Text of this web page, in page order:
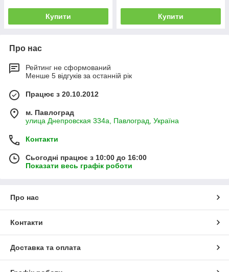
Купити Купити
Про нас
Рейтинг не сформований
Менше 5 відгуків за останній рік
Працює з 20.10.2012
м. Павлоград
улица Днепровская 334а, Павлоград, Україна
Контакти
Сьогодні працює з 10:00 до 16:00
Показати весь графік роботи
Про нас
Контакти
Доставка та оплата